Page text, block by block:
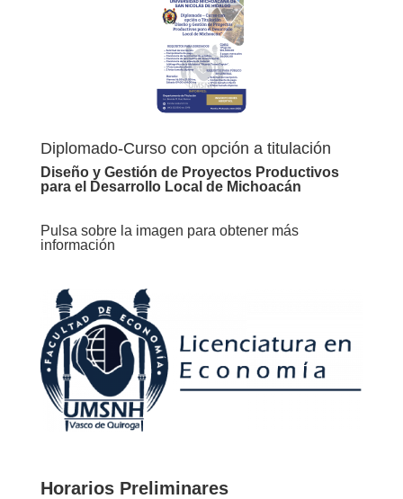
Diplomado-Curso con opción a titulación
Diseño y Gestión de Proyectos Productivos
para el Desarrollo Local de Michoacán
Pulsa sobre la imagen para obtener más
información
Horarios Preliminares